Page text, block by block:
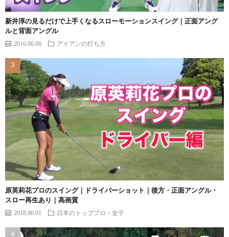
新井淳の見るだけで上手くなるスローモーションスイング｜正面アング
ルと背面アングル
2016.06.06 アイアンの打ち方
原英莉花プロのスイング｜ドライバーショット｜後方・正面アングル・
スロー再生あり｜高画質
2018.06.01 日本のトッププロ・女子